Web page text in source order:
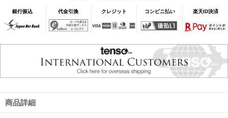
銀行振込 代金引換 クレジット コンビニ払い 楽天ID決済
商品詳細